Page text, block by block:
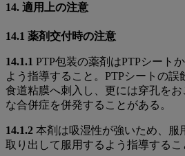
14. 適用上の注意
14.1 薬剤交付時の注意
14.1.1 PTP包装の薬剤はPTPシート
よう指導すること。PTPシートの
食道粘膜へ刺入し、更には穿孔を
な合併症を併発することがある。
14.1.2 本剤は吸湿性が強いため、服
取り出して服用するよう指導するこ